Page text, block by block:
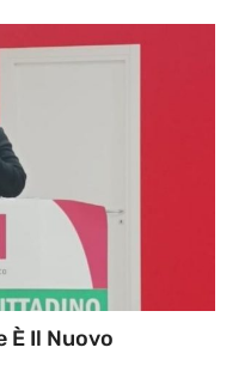
È Il Nuovo